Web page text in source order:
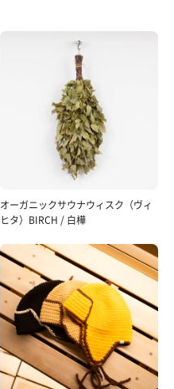
オーガニックサウナウィスク（ヴィ
ヒタ）BIRCH / 白樺